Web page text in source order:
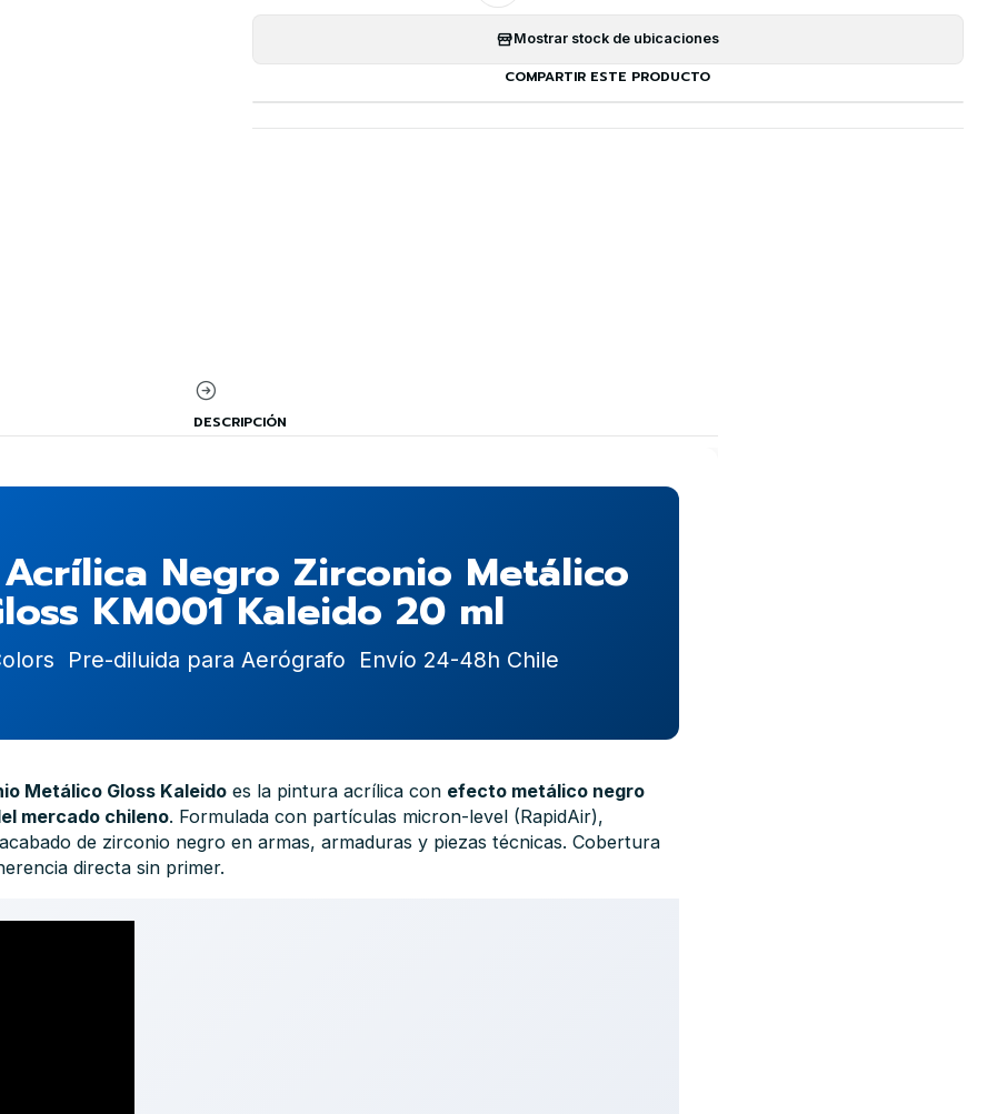
Mostrar stock de ubicaciones
COMPARTIR ESTE PRODUCTO
DESCRIPCIÓN
Negro Zirconio Metálico
KM001 Kaleido 20 ml
 Pre-diluida para Aerógrafo  Envío 24-48h Chile
Metálico Gloss Kaleido es la pintura acrílica con efecto metálico negro
mercado chileno. Formulada con partículas micron-level (RapidAir),
de zirconio negro en armas, armaduras y piezas técnicas. Cobertura
directa sin primer.